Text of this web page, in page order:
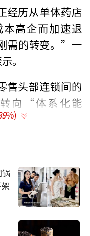
经历从单体药店
高企而加速退
需的转变。”一
。
售头部连锁间的
向“体系化能
药馆创始人龙岩
”战略构建的全
更重要的是使这
大生态中。
%)